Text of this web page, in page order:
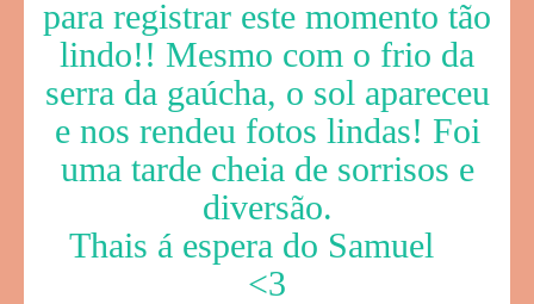
para registrar este momento tão
lindo!! Mesmo com o frio da
serra da gaúcha, o sol apareceu
e nos rendeu fotos lindas! Foi
uma tarde cheia de sorrisos e
diversão.
Thais á espera do Samuel
<3